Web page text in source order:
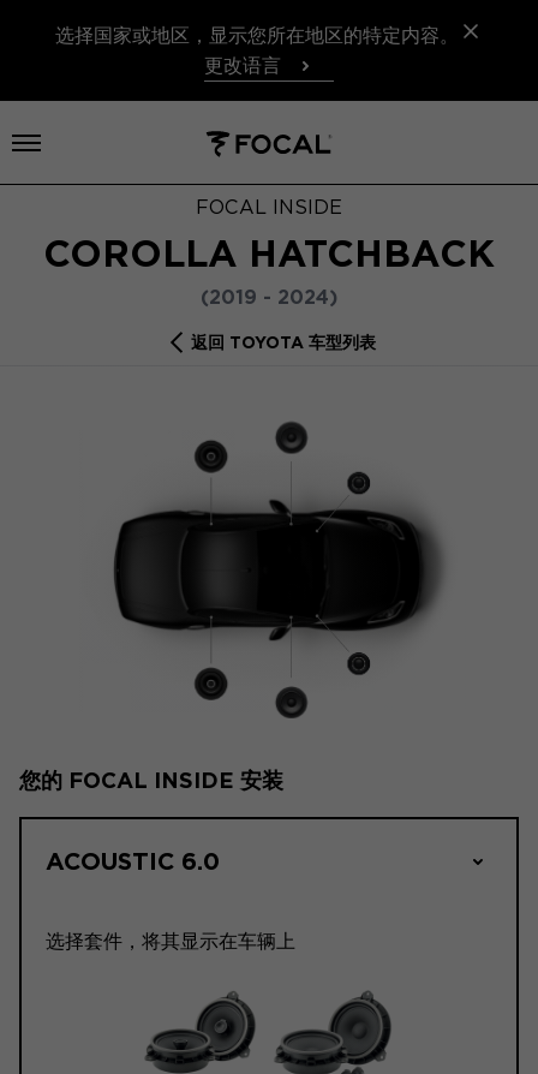
选择国家或地区，显示您所在地区的特定内容。
更改语言
打开菜单
FOCAL INSIDE
COROLLA HATCHBACK
(2019 - 2024)
返回 TOYOTA 车型列表
您的 FOCAL INSIDE 安装
ACOUSTIC 6.0
选择套件，将其显示在车辆上